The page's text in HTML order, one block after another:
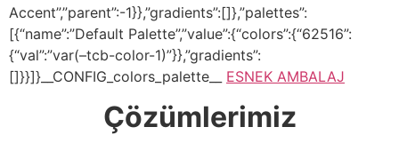
Accent”,”parent”:-1}},”gradients”:[]},”palettes”:
[{“name”:”Default Palette”,”value”:{“colors”:{“62516”:
{“val”:”var(–tcb-color-1)”}},”gradients”:
[]}}]}__CONFIG_colors_palette__ ESNEK AMBALAJ
Çözümlerimiz